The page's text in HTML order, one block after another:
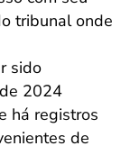
tribunal onde
sido
2024
há registros
de